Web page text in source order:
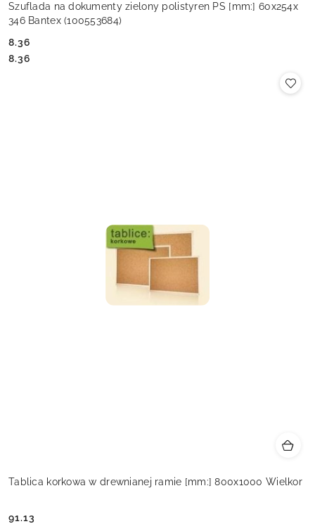
Szuflada na dokumenty zielony polistyren PS [mm:] 60x254x
346 Bantex (100553684)
Cena:
8.36
Cena:
8.36
Tablica korkowa w drewnianej ramie [mm:] 800x1000 Wielkor
91.13